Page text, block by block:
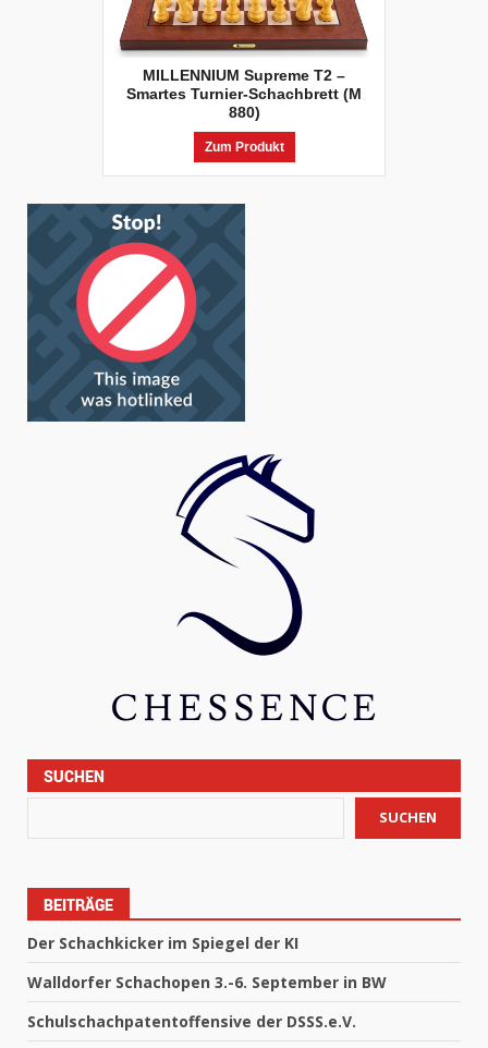
MILLENNIUM Supreme T2 –
Smartes Turnier-Schachbrett (M
880)
Zum Produkt
SUCHEN
SUCHEN
BEITRÄGE
Der Schachkicker im Spiegel der KI
Walldorfer Schachopen 3.-6. September in BW
Schulschachpatentoffensive der DSSS.e.V.